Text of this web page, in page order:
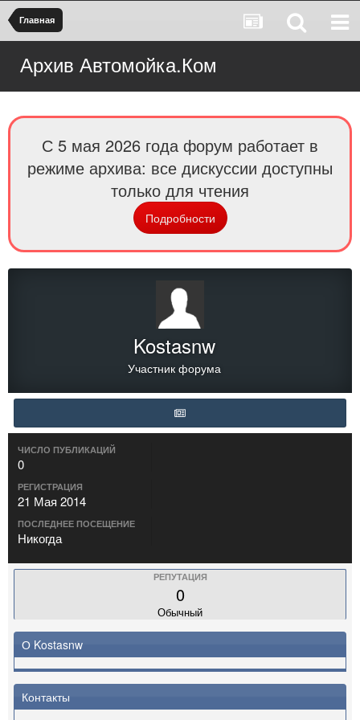
Главная
Архив Автомойка.Ком
С 5 мая 2026 года форум работает в
режиме архива: все дискуссии доступны
только для чтения
Подробности
Kostasnw
Участник форума
ЧИСЛО ПУБЛИКАЦИЙ
0
РЕГИСТРАЦИЯ
21 Мая 2014
ПОСЛЕДНЕЕ ПОСЕЩЕНИЕ
Никогда
РЕПУТАЦИЯ
0
Обычный
О Kostasnw
Контакты